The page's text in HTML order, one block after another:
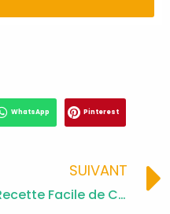
WhatsApp Pinterest
SUIVANT
Recette Facile de Crème Mascarpone